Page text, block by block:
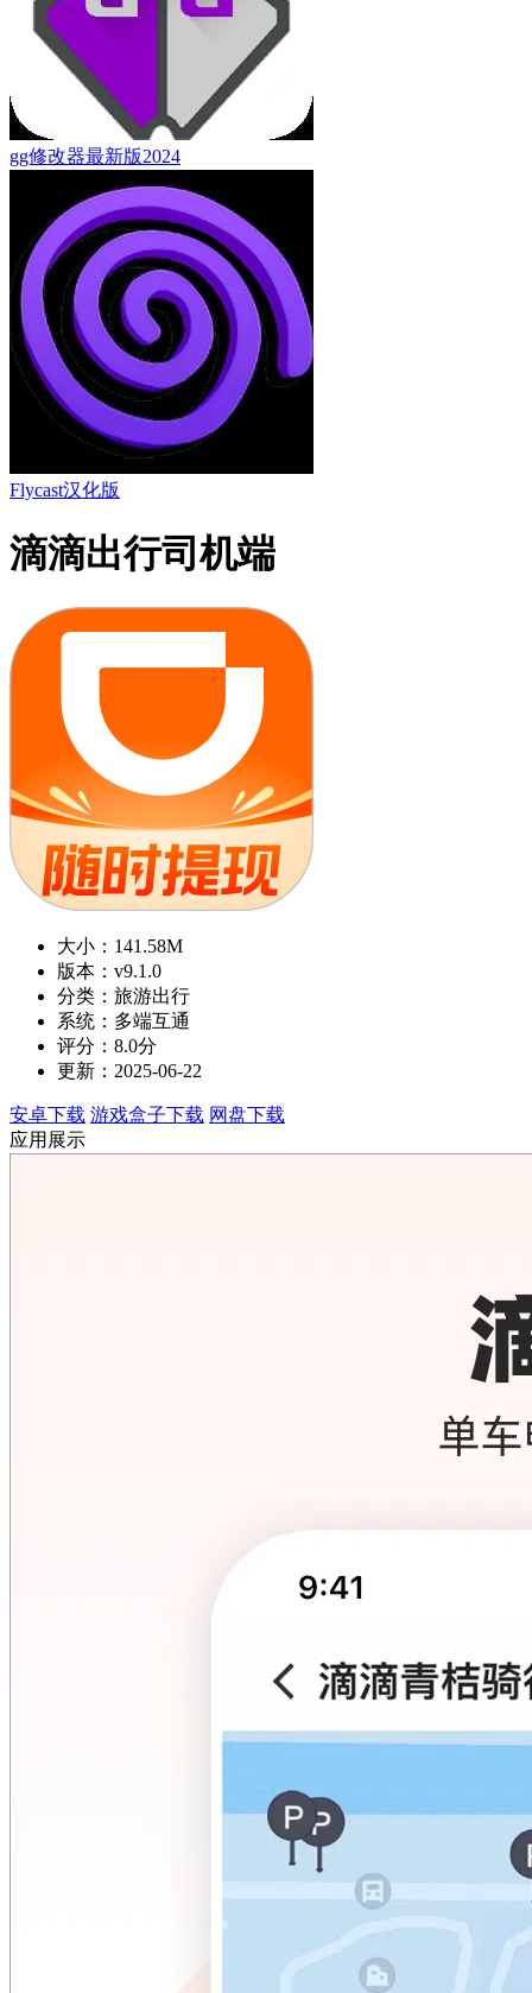
gg修改器最新版2024
Flycast汉化版
滴滴出行司机端
大小：141.58M
版本：v9.1.0
分类：旅游出行
系统：多端互通
评分：8.0分
更新：2025-06-22
安卓下载 游戏盒子下载 网盘下载
应用展示